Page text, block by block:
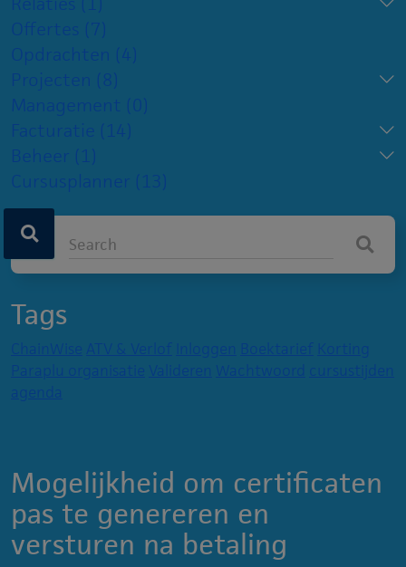
Offertes (7)
Opdrachten (4)
Projecten (8)
Management (0)
Facturatie (14)
Beheer (1)
Cursusplanner (13)
Tags
ChainWise ATV & Verlof Inloggen Boektarief Korting
Paraplu organisatie Valideren Wachtwoord
cursustijden
agenda
Mogelijkheid om certificaten
pas te genereren en
versturen na betaling